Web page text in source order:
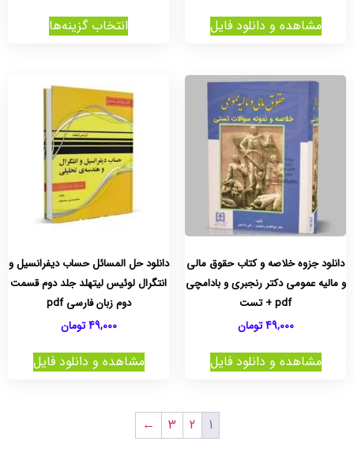
مشاهده و دانلود فایل انتخاب گزینه‌ها
دانلود جزوه خلاصه و کتاب حقوق مالی
و مالیه عمومی دکتر رنجبری و بادامچی
pdf + تست
49,000 تومان
مشاهده و دانلود فایل
دانلود حل المسائل حساب دیفرانسیل و
انتگرال لوئیس لیتهلد جلد دوم قسمت
دوم زبان فارسی pdf
49,000 تومان
مشاهده و دانلود فایل
1
2
3
←